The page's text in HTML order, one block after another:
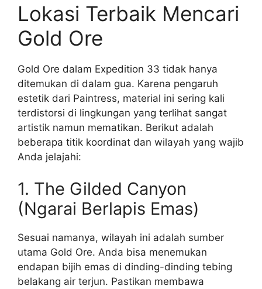
Lokasi Terbaik Mencari
Gold Ore
Gold Ore dalam Expedition 33 tidak hanya
ditemukan di dalam gua. Karena pengaruh
estetik dari Paintress, material ini sering kali
terdistorsi di lingkungan yang terlihat sangat
artistik namun mematikan. Berikut adalah
beberapa titik koordinat dan wilayah yang wajib
Anda jelajahi:
1. The Gilded Canyon
(Ngarai Berlapis Emas)
Sesuai namanya, wilayah ini adalah sumber
utama Gold Ore. Anda bisa menemukan
endapan bijih emas di dinding-dinding tebing
belakang air terjun. Pastikan membawa